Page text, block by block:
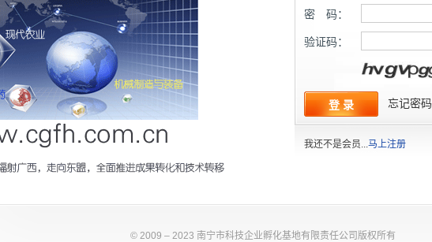
密 码：
验证码：
忘记密
我还不是会员...马上注册
© 2009 – 2023 南宁市科技企业孵化基地有限责任公司版权所有